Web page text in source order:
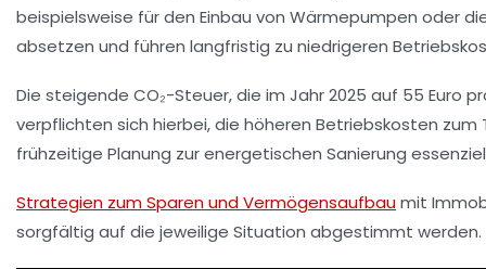
beispielsweise für den Einbau von Wärmepumpen oder
absetzen und führen langfristig zu niedrigeren
Die steigende CO₂-Steuer, die im Jahr 2025 auf 55 Euro
verpflichten sich hierbei, die höheren Betriebskosten
frühzeitige Planung zur energetischen Sanierung
Strategien zum Sparen und Vermögensaufbaumit
sorgfältig auf die jeweilige Situation abgestimmt werden.